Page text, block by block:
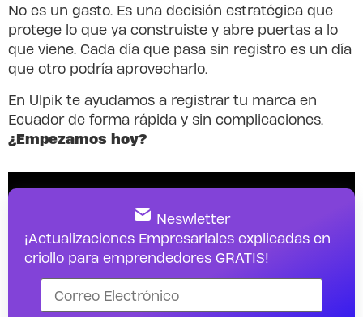
No es un gasto. Es una decisión estratégica que
protege lo que ya construiste y abre puertas a lo
que viene. Cada día que pasa sin registro es un día
que otro podría aprovecharlo.
En Ulpik te ayudamos a registrar tu marca en
Ecuador de forma rápida y sin complicaciones.
¿Empezamos hoy?
Neswletter
¡Actualizaciones Empresariales explicadas en
criollo para emprendedores GRATIS!